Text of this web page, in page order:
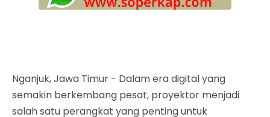
Nganjuk, Jawa Timur - Dalam era digital yang
semakin berkembang pesat, proyektor menjadi
salah satu perangkat yang penting untuk